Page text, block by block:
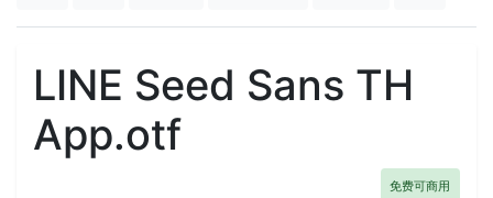
LINE Seed Sans TH
App.otf
免费可商用